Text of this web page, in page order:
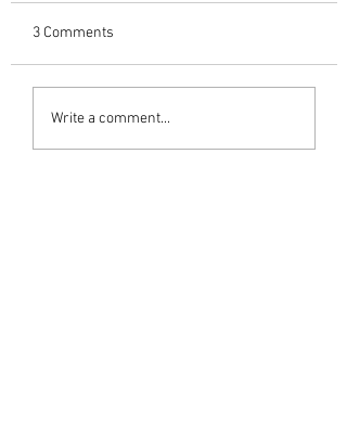
3 Comments
Write a comment...